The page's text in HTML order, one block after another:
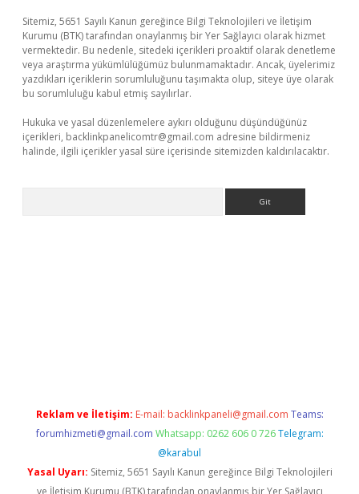
Sitemiz, 5651 Sayılı Kanun gereğince Bilgi Teknolojileri ve İletişim
Kurumu (BTK) tarafından onaylanmış bir Yer Sağlayıcı olarak hizmet
vermektedir. Bu nedenle, sitedeki içerikleri proaktif olarak denetleme
veya araştırma yükümlülüğümüz bulunmamaktadır. Ancak, üyelerimiz
yazdıkları içeriklerin sorumluluğunu taşımakta olup, siteye üye olarak
bu sorumluluğu kabul etmiş sayılırlar.
Hukuka ve yasal düzenlemelere aykırı olduğunu düşündüğünüz
içerikleri, backlinkpanelicomtr@gmail.com adresine bildirmeniz
halinde, ilgili içerikler yasal süre içerisinde sitemizden kaldırılacaktır.
Reklam ve İletişim: E-mail: backlinkpaneli@gmail.com Teams:
forumhizmeti@gmail.com Whatsapp: 0262 606 0 726 Telegram:
@karabul
Yasal Uyarı: Sitemiz, 5651 Sayılı Kanun gereğince Bilgi Teknolojileri
ve İletişim Kurumu (BTK) tarafından onaylanmış bir Yer Sağlayıcı